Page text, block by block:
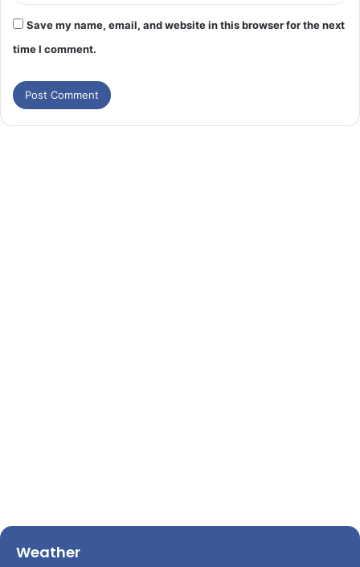
Save my name, email, and website in this browser for the next
time I comment.
Weather